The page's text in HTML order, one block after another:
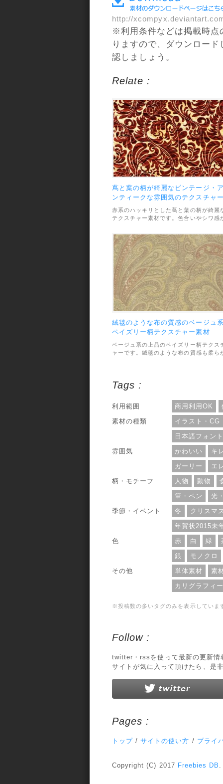
http://
※利用条件などは掲載時点
りますので、ダウンロー
認しましょう。
Relate :
蔦と葉の柄が綺麗なビンテージ・
ンティークな雰囲気のテクスチャ
素材
赤系のハッキリとした蔦と葉の柄が綺麗
テクスチャー素材です。色合いやシワ感
素材は1260ピクセル×3184ピクセルと縦
長のPNG画像になっています。
絨毯のような布の質感のベージュ
ペイズリー柄テクスチャー素材
ベージュ系の上品のペイズリー柄テクス
ャーです。絨毯のような布の質感も柔ら
Tags :
利用範囲 商用利用OK
素材の種類
イラスト・CG
日本語フォン
雰囲気
かわいい
キ
ガーリー
エ
柄・モチーフ
人物 動物
筆・ペン
光
季節・イベント
冬
クリスマ
年賀状2015未
色
赤 白 緑
銀
モノクロ
その他
単体素材
素
カリグラフィ
※投稿数の多いタグのみを表示していま
Follow :
twitter・rssを使って最新の更新情
サイトが気に入って頂けたら、是
Pages :
トップ /サイトの使い方 / プライ
Copyright (C) 2017 Freebies DB